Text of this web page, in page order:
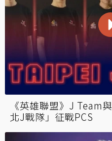
《英雄聯盟》J Team
北J戰隊」征戰PCS